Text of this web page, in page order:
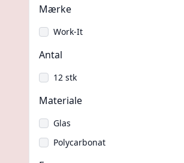
Mærke
Work-It
Antal
12 stk
Materiale
Glas
Polycarbonat